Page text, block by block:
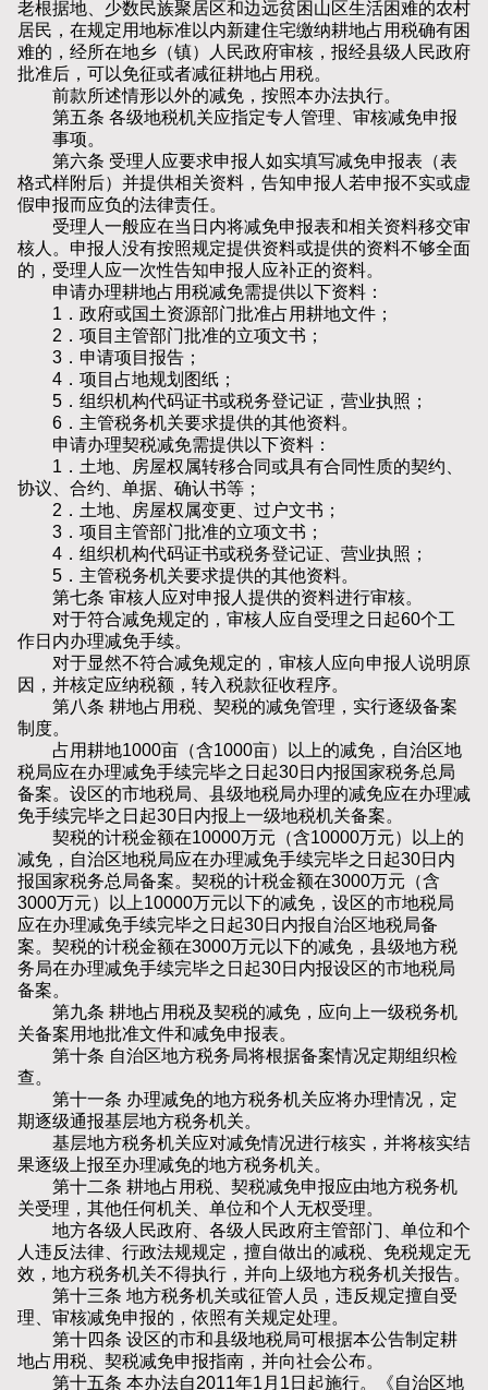
老根据地、少数民族聚居区和边远贫困山区生活困难的农村
居民，在规定用地标准以内新建住宅缴纳耕地占用税确有困
难的，经所在地乡（镇）人民政府审核，报经县级人民政府
批准后，可以免征或者减征耕地占用税。
前款所述情形以外的减免，按照本办法执行。
第五条 各级地税机关应指定专人管理、审核减免申报
事项。
第六条 受理人应要求申报人如实填写减免申报表（表
格式样附后）并提供相关资料，告知申报人若申报不实或虚
假申报而应负的法律责任。
受理人一般应在当日内将减免申报表和相关资料移交审
核人。申报人没有按照规定提供资料或提供的资料不够全面
的，受理人应一次性告知申报人应补正的资料。
申请办理耕地占用税减免需提供以下资料：
1．政府或国土资源部门批准占用耕地文件；
2．项目主管部门批准的立项文书；
3．申请项目报告；
4．项目占地规划图纸；
5．组织机构代码证书或税务登记证，营业执照；
6．主管税务机关要求提供的其他资料。
申请办理契税减免需提供以下资料：
1．土地、房屋权属转移合同或具有合同性质的契约、
协议、合约、单据、确认书等；
2．土地、房屋权属变更、过户文书；
3．项目主管部门批准的立项文书；
4．组织机构代码证书或税务登记证、营业执照；
5．主管税务机关要求提供的其他资料。
第七条 审核人应对申报人提供的资料进行审核。
对于符合减免规定的，审核人应自受理之日起60个工
作日内办理减免手续。
对于显然不符合减免规定的，审核人应向申报人说明原
因，并核定应纳税额，转入税款征收程序。
第八条 耕地占用税、契税的减免管理，实行逐级备案
制度。
占用耕地1000亩（含1000亩）以上的减免，自治区地
税局应在办理减免手续完毕之日起30日内报国家税务总局
备案。设区的市地税局、县级地税局办理的减免应在办理减
免手续完毕之日起30日内报上一级地税机关备案。
契税的计税金额在10000万元（含10000万元）以上的
减免，自治区地税局应在办理减免手续完毕之日起30日内
报国家税务总局备案。契税的计税金额在3000万元（含
3000万元）以上10000万元以下的减免，设区的市地税局
应在办理减免手续完毕之日起30日内报自治区地税局备
案。契税的计税金额在3000万元以下的减免，县级地方税
务局在办理减免手续完毕之日起30日内报设区的市地税局
备案。
第九条 耕地占用税及契税的减免，应向上一级税务机
关备案用地批准文件和减免申报表。
第十条 自治区地方税务局将根据备案情况定期组织检
查。
第十一条 办理减免的地方税务机关应将办理情况，定
期逐级通报基层地方税务机关。
基层地方税务机关应对减免情况进行核实，并将核实结
果逐级上报至办理减免的地方税务机关。
第十二条 耕地占用税、契税减免申报应由地方税务机
关受理，其他任何机关、单位和个人无权受理。
地方各级人民政府、各级人民政府主管部门、单位和个
人违反法律、行政法规规定，擅自做出的减税、免税规定无
效，地方税务机关不得执行，并向上级地方税务机关报告。
第十三条 地方税务机关或征管人员，违反规定擅自受
理、审核减免申报的，依照有关规定处理。
第十四条 设区的市和县级地税局可根据本公告制定耕
地占用税、契税减免申报指南，并向社会公布。
第十五条 本办法自2011年1月1日起施行。《自治区地